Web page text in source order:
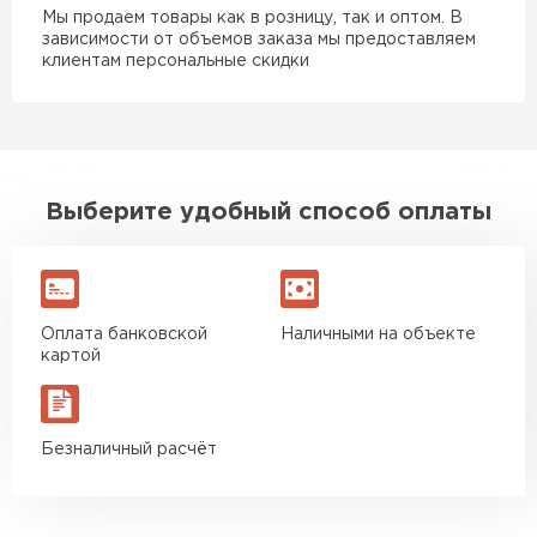
Мы продаем товары как в розницу, так и оптом. В
зависимости от объемов заказа мы предоставляем
клиентам персональные скидки
Выберите удобный способ оплаты
Оплата банковской
картой
Наличными на объекте
Безналичный расчёт